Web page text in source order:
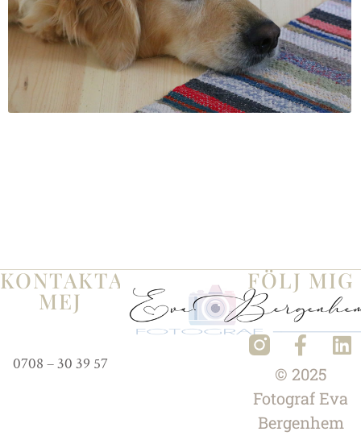
KONTAKTA
MEJ
0708 – 30 39 57
FÖLJ MIG
© 2025
Fotograf Eva
Bergenhem